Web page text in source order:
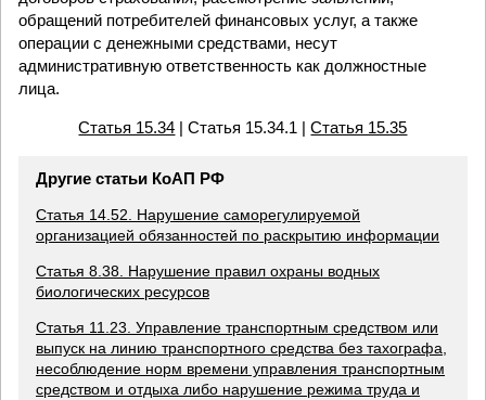
обращений потребителей финансовых услуг, а также
операции с денежными средствами, несут
административную ответственность как должностные
лица.
Статья 15.34 | Статья 15.34.1 |Статья 15.35
Другие статьи КоАП РФ
Статья 14.52. Нарушение саморегулируемой
организацией обязанностей по раскрытию информации
Статья 8.38. Нарушение правил охраны водных
биологических ресурсов
Статья 11.23. Управление транспортным средством или
выпуск на линию транспортного средства без тахографа,
несоблюдение норм времени управления транспортным
средством и отдыха либо нарушение режима труда и